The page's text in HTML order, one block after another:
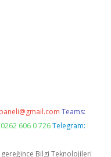
Teams:
606 0 726 Telegram:
gereğince Bilgi Teknolojileri